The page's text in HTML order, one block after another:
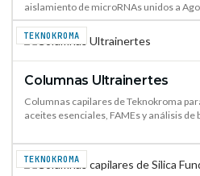
aislamiento de microRNAs unidos a
TEKNOKROMA
Columnas Ultrainertes
Columnas capilares de Teknokroma
aceites esenciales, FAMEs y análisis
TEKNOKROMA